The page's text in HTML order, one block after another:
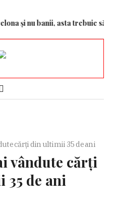
și nu banii, asta trebuie să
cărți din ultimii 35 de ani
vândute cărți
de ani